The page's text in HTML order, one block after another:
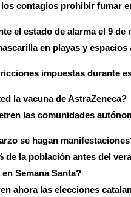
contagios prohibir fumar
el estado de alarma el 9 de
en playas y espacios
impuestas durante
la vacuna de AstraZeneca?
las comunidades
se hagan
de la población antes del
Semana Santa?
ahora las elecciones